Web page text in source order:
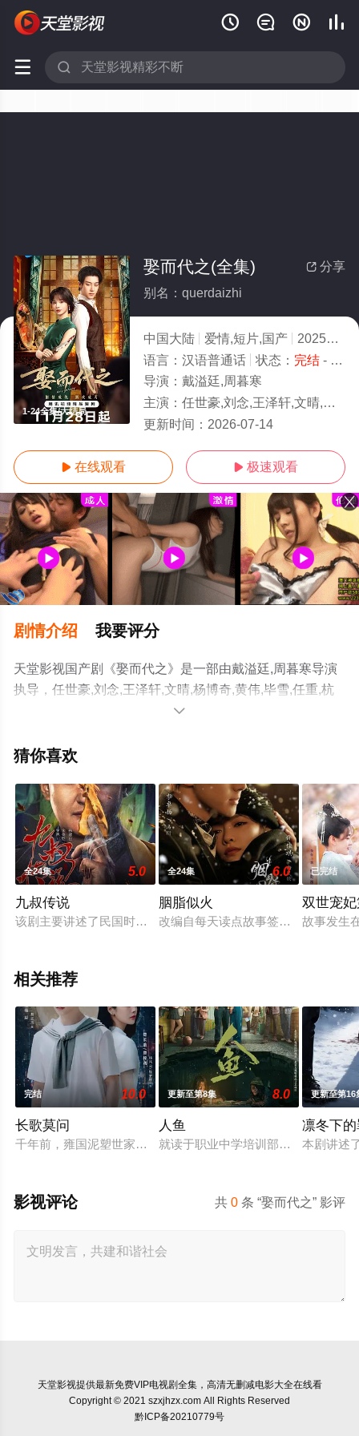
   
 
1-24全集/大结局
 分享
娶而代之(全集)
别名：querdaizhi
中国大陆 爱情,短片,国产 2025
3.0
语言： 汉语普通话 状态： 完结- 免费在线观看
导演： 戴溢廷,周暮寒
主演： 任世豪,刘念,王泽轩,文晴,杨博奇,黄伟,毕雪,任重,杭筱玥,高伟亮
更新时间： 2026-07-14
 在线观看  极速观看
剧情介绍 我要评分
天堂影视国产剧《娶而代之》是一部由戴溢廷,周暮寒导演
执导，任世豪,刘念,王泽轩,文晴,杨博奇,黄伟,毕雪,任重,杭
筱玥,高伟亮等演员精彩演绎的中国大陆电视剧，大结局剧
电视剧全集就上天堂电影网，热播电视剧提前免费观看，
台了解。

猜你喜欢
全24集 5.0
九叔传说
该剧主要讲述了民国时期因水运而兴旺的白河镇恐怖案件频发
全24集 6.0
胭脂似火
改编自每天读点故事签约作者花下客
已完结
双世宠
故事发生
相关推荐
完结 10.0
长歌莫问
千年前，雍国泥塑世家楚门因进贡的“十二生肖”离奇流血炸裂
更新至第8集 8.0
人鱼
就读于职业中学培训部的花季女生苏
更新至第16
凛冬下
本剧讲述
共0 条 “娶而代之” 影评
影视评论
天堂影视提供最新免费VIP电视剧全集，高清无删减电影大全在线看
Copyright © 2021 szxjhzx.com All Rights Reserved
黔ICP备20210779号